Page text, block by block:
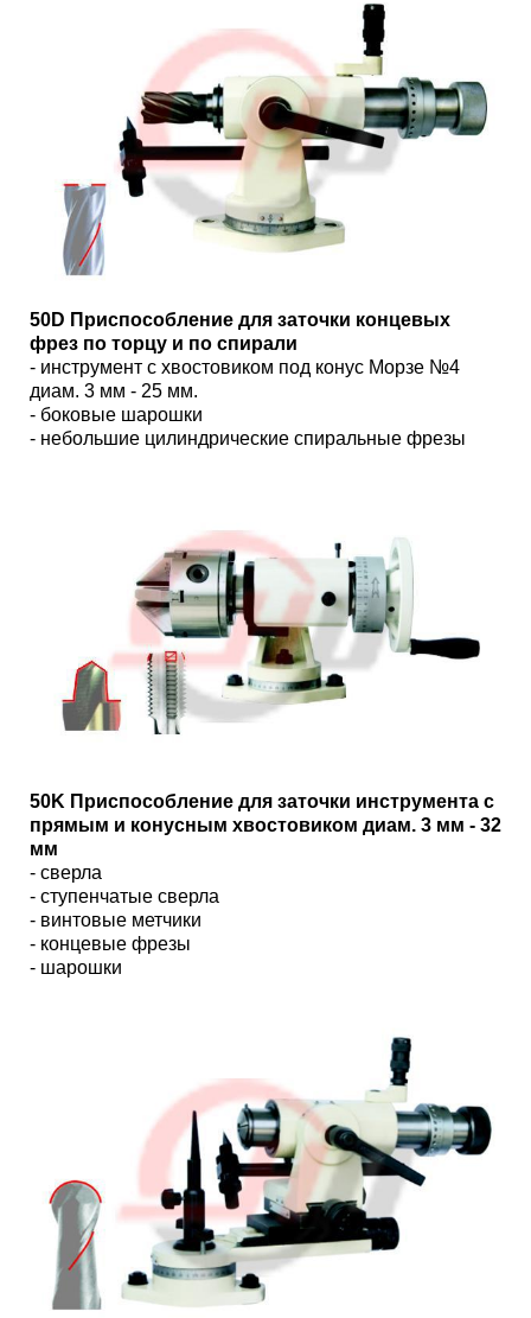
50D Приспособление для заточки концевых
фрез по торцу и по спирали
- инструмент с хвостовиком под конус Морзе №4
диам. 3 мм - 25 мм.
- боковые шарошки
- небольшие цилиндрические спиральные фрезы
50K Приспособление для заточки инструмента с
прямым и конусным хвостовиком диам. 3 мм - 32
мм
- сверла
- ступенчатые сверла
- винтовые метчики
- концевые фрезы
- шарошки